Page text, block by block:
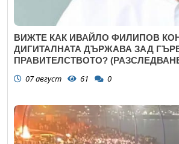
ВИЖТЕ КАК ИВАЙЛО ФИЛИПОВ
ДИГИТАЛНАТА ДЪРЖАВА ЗАД
ПРАВИТЕЛСТВОТО?
07 август 61 0